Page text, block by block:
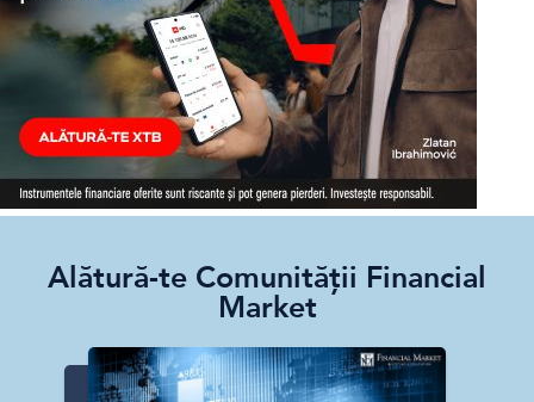
Alătură-te Comunității Financial
Market